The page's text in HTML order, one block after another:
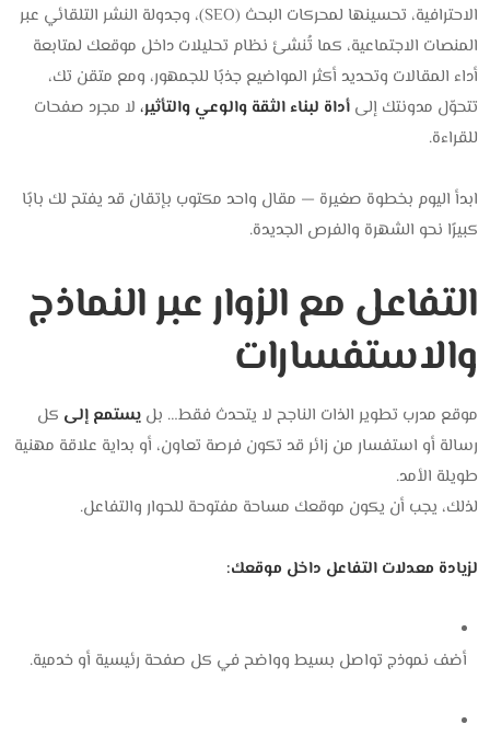
الاحترافية، تحسينها لمحركات البحث (SEO)، وجدولة النشر التلقائي عبر
المنصات الاجتماعية، كما تُنشئ نظام تحليلات داخل موقعك لمتابعة
أداء المقالات وتحديد أكثر المواضيع جذبًا للجمهور، ومع متقن تك،
تتحوّل مدونتك إلىأداة لبناء الثقة والوعي والتأثير، لا مجرد صفحات
للقراءة.
ابدأ اليوم بخطوة صغيرة — مقال واحد مكتوب بإتقان قد يفتح لك بابًا
كبيرًا نحو الشهرة والفرص الجديدة.
التفاعل مع الزوار عبر النماذج
والاستفسارات
موقع مدرب تطوير الذات الناجح لا يتحدث فقط… بليستمع إلى كل
رسالة أو استفسار من زائر قد تكون فرصة تعاون، أو بداية علاقة مهنية
طويلة الأمد.
لذلك، يجب أن يكون موقعك مساحة مفتوحة للحوار والتفاعل.
لزيادة معدلات التفاعل داخل موقعك:
أضف نموذج تواصل بسيط وواضح في كل صفحة رئيسية أو خدمية.